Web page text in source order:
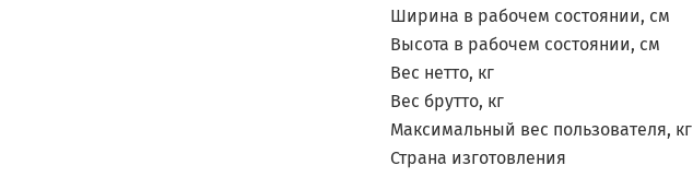
Ширина в рабочем состоянии, см
Высота в рабочем состоянии, см
Вес нетто, кг
Вес брутто, кг
Максимальный вес пользователя, кг
Страна изготовления